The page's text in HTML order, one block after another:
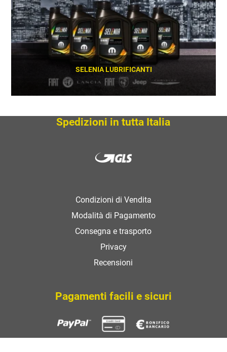
SELENIA LUBRIFICANTI
Spedizioni in tutta Italia
Condizioni di Vendita
Modalità di Pagamento
Consegna e trasporto
Privacy
Recensioni
Pagamenti facili e sicuri